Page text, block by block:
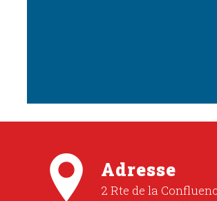
Adresse
2 Rte de la